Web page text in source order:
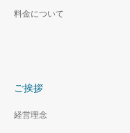
料金について
ご挨拶
経営理念